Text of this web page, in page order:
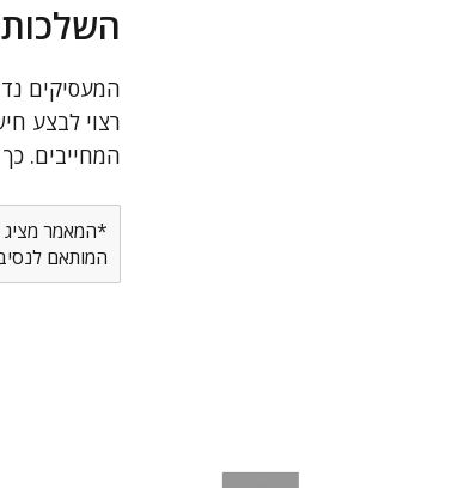
המעסיקים
רצוי לבצע
המחייבים.
*המאמר מציג
המותאם